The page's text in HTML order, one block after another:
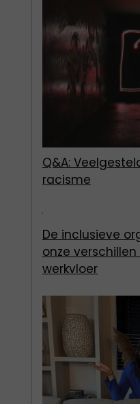
Q&A:
racisme
De inclusieve
onze
werkvloer